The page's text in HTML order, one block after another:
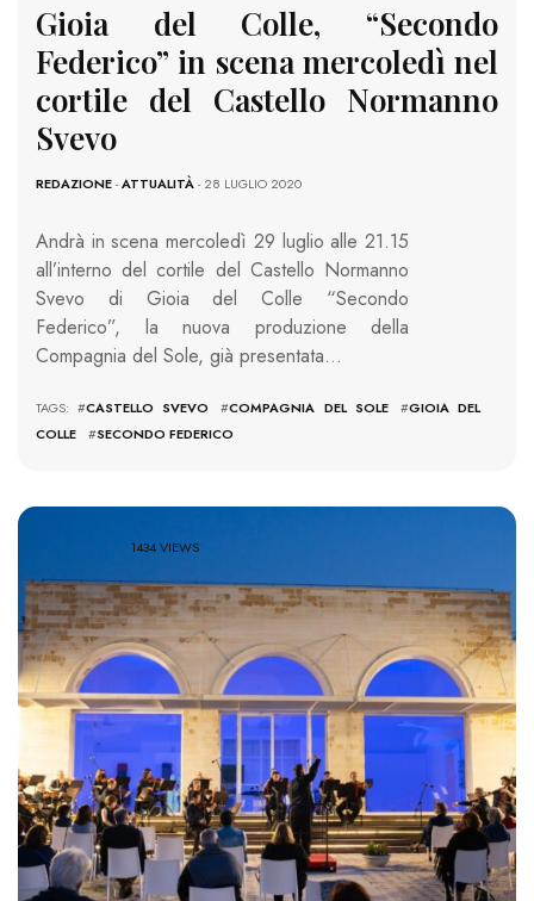
Gioia del Colle, “Secondo
Federico” in scena mercoledì nel
cortile del Castello Normanno
Svevo
REDAZIONE-ATTUALITÀ- 28 LUGLIO 2020
Andrà in scena mercoledì 29 luglio alle 21.15
all’interno del cortile del Castello Normanno
Svevo di Gioia del Colle “Secondo
Federico”, la nuova produzione della
Compagnia del Sole, già presentata…
TAGS: #CASTELLO SVEVO #COMPAGNIA DEL SOLE #GIOIA DEL
COLLE
#SECONDO FEDERICO
1434 VIEWS